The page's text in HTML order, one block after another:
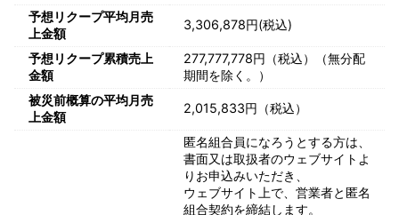
予想リクープ平均月売
上金額
3,306,878円(税込)
予想リクープ累積売上
金額
277,777,778円（税込）（無分配
期間を除く。）
被災前概算の平均月売
上金額
2,015,833円（税込）
匿名組合員になろうとする方は、
書面又は取扱者のウェブサイトよ
りお申込みいただき、
ウェブサイト上で、営業者と匿名
組合契約を締結します。